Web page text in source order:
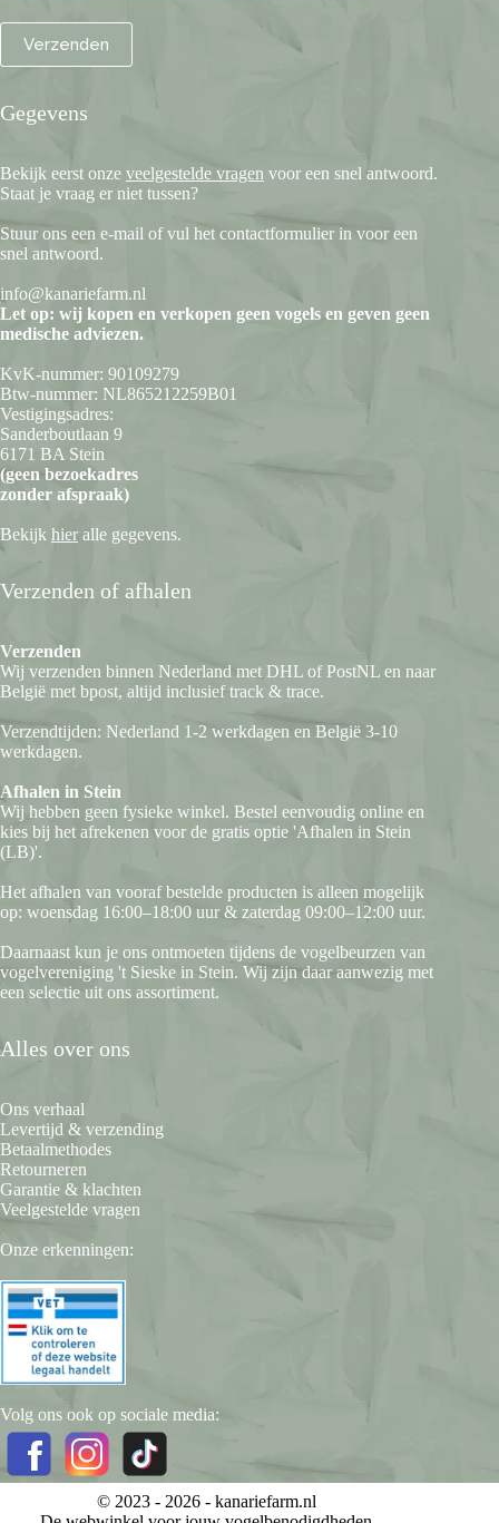
Gegevens
Bekijk eerst onze veelgestelde vragen voor een snel antwoord.
Staat je vraag er niet tussen?
Stuur ons een e-mail of vul het contactformulier in voor een
snel antwoord.
info@kanariefarm.nl
Let op: wij kopen en verkopen geen vogels en geven geen
medische adviezen.
KvK-nummer: 90109279
Btw-nummer: NL865212259B01
Vestigingsadres:
Sanderboutlaan 9
6171 BA Stein
(geen bezoekadres
zonder afspraak)
Bekijk hier alle gegevens.
Verzenden of afhalen
Verzenden
Wij verzenden binnen Nederland met DHL of PostNL en naar
België met bpost, altijd inclusief track & trace.
Verzendtijden: Nederland 1-2 werkdagen en België 3-10
werkdagen.
Afhalen in Stein
Wij hebben geen fysieke winkel. Bestel eenvoudig online en
kies bij het afrekenen voor de gratis optie 'Afhalen in Stein
(LB)'.
Het afhalen van vooraf bestelde producten is alleen mogelijk
op: woensdag 16:00–18:00 uur & zaterdag 09:00–12:00 uur.
Daarnaast kun je ons ontmoeten tijdens de vogelbeurzen van
vogelvereniging 't Sieske in Stein. Wij zijn daar aanwezig met
een selectie uit ons assortiment.
Alles over ons
Ons verhaal
Levertijd & verzending
Betaalmethodes
Retourneren
Garantie & klachten
Veelgestelde vragen
Onze erkenningen:
Volg ons ook op sociale media:
© 2023 - 2026 - kanariefarm.nl